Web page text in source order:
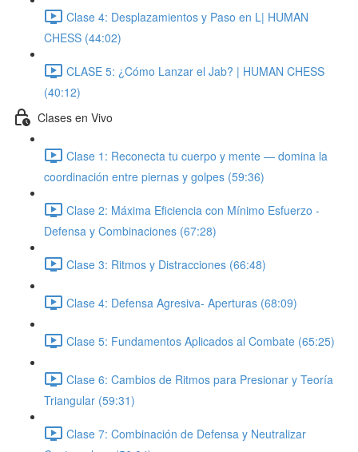
Clase 4: Desplazamientos y Paso en L| HUMAN
CHESS (44:02)
CLASE 5: ¿Cómo Lanzar el Jab? | HUMAN CHESS
(40:12)
Clases en Vivo
Clase 1: Reconecta tu cuerpo y mente — domina la
coordinación entre piernas y golpes (59:36)
Clase 2: Máxima Eficiencia con Mínimo Esfuerzo -
Defensa y Combinaciones (67:28)
Clase 3: Ritmos y Distracciones (66:48)
Clase 4: Defensa Agresiva- Aperturas (68:09)
Clase 5: Fundamentos Aplicados al Combate (65:25)
Clase 6: Cambios de Ritmos para Presionar y Teoría
Triangular (59:31)
Clase 7: Combinación de Defensa y Neutralizar